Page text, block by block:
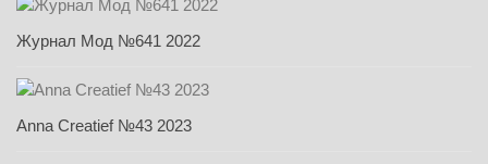
Журнал Мод №641 2022
Anna Creatief №43 2023